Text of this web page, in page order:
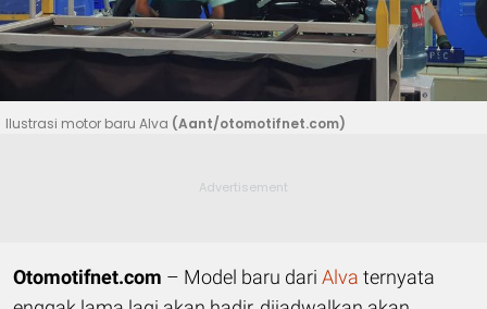
Ilustrasi motor baru Alva (Aant/otomotifnet.com)
Otomotifnet.com – Model baru dari Alva ternyata